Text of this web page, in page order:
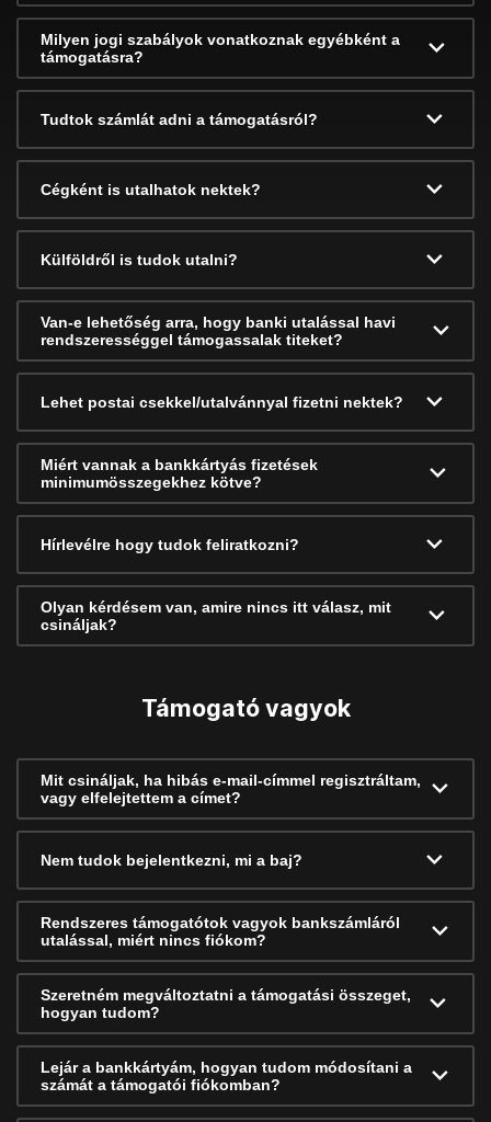
Milyen jogi szabályok vonatkoznak egyébként a
támogatásra?
Tudtok számlát adni a támogatásról?
Cégként is utalhatok nektek?
Külföldről is tudok utalni?
Van-e lehetőség arra, hogy banki utalással havi
rendszerességgel támogassalak titeket?
Lehet postai csekkel/utalvánnyal fizetni nektek?
Miért vannak a bankkártyás fizetések
minimumösszegekhez kötve?
Hírlevélre hogy tudok feliratkozni?
Olyan kérdésem van, amire nincs itt válasz, mit
csináljak?
Támogató vagyok
Mit csináljak, ha hibás e-mail-címmel regisztráltam,
vagy elfelejtettem a címet?
Nem tudok bejelentkezni, mi a baj?
Rendszeres támogatótok vagyok bankszámláról
utalással, miért nincs fiókom?
Szeretném megváltoztatni a támogatási összeget,
hogyan tudom?
Lejár a bankkártyám, hogyan tudom módosítani a
számát a támogatói fiókomban?